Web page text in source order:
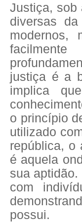
Justiça, sob
diversas
modernos,
justiça é a
implica
o princípio
utilizado
república, o
é aquela
sua
com
possui.